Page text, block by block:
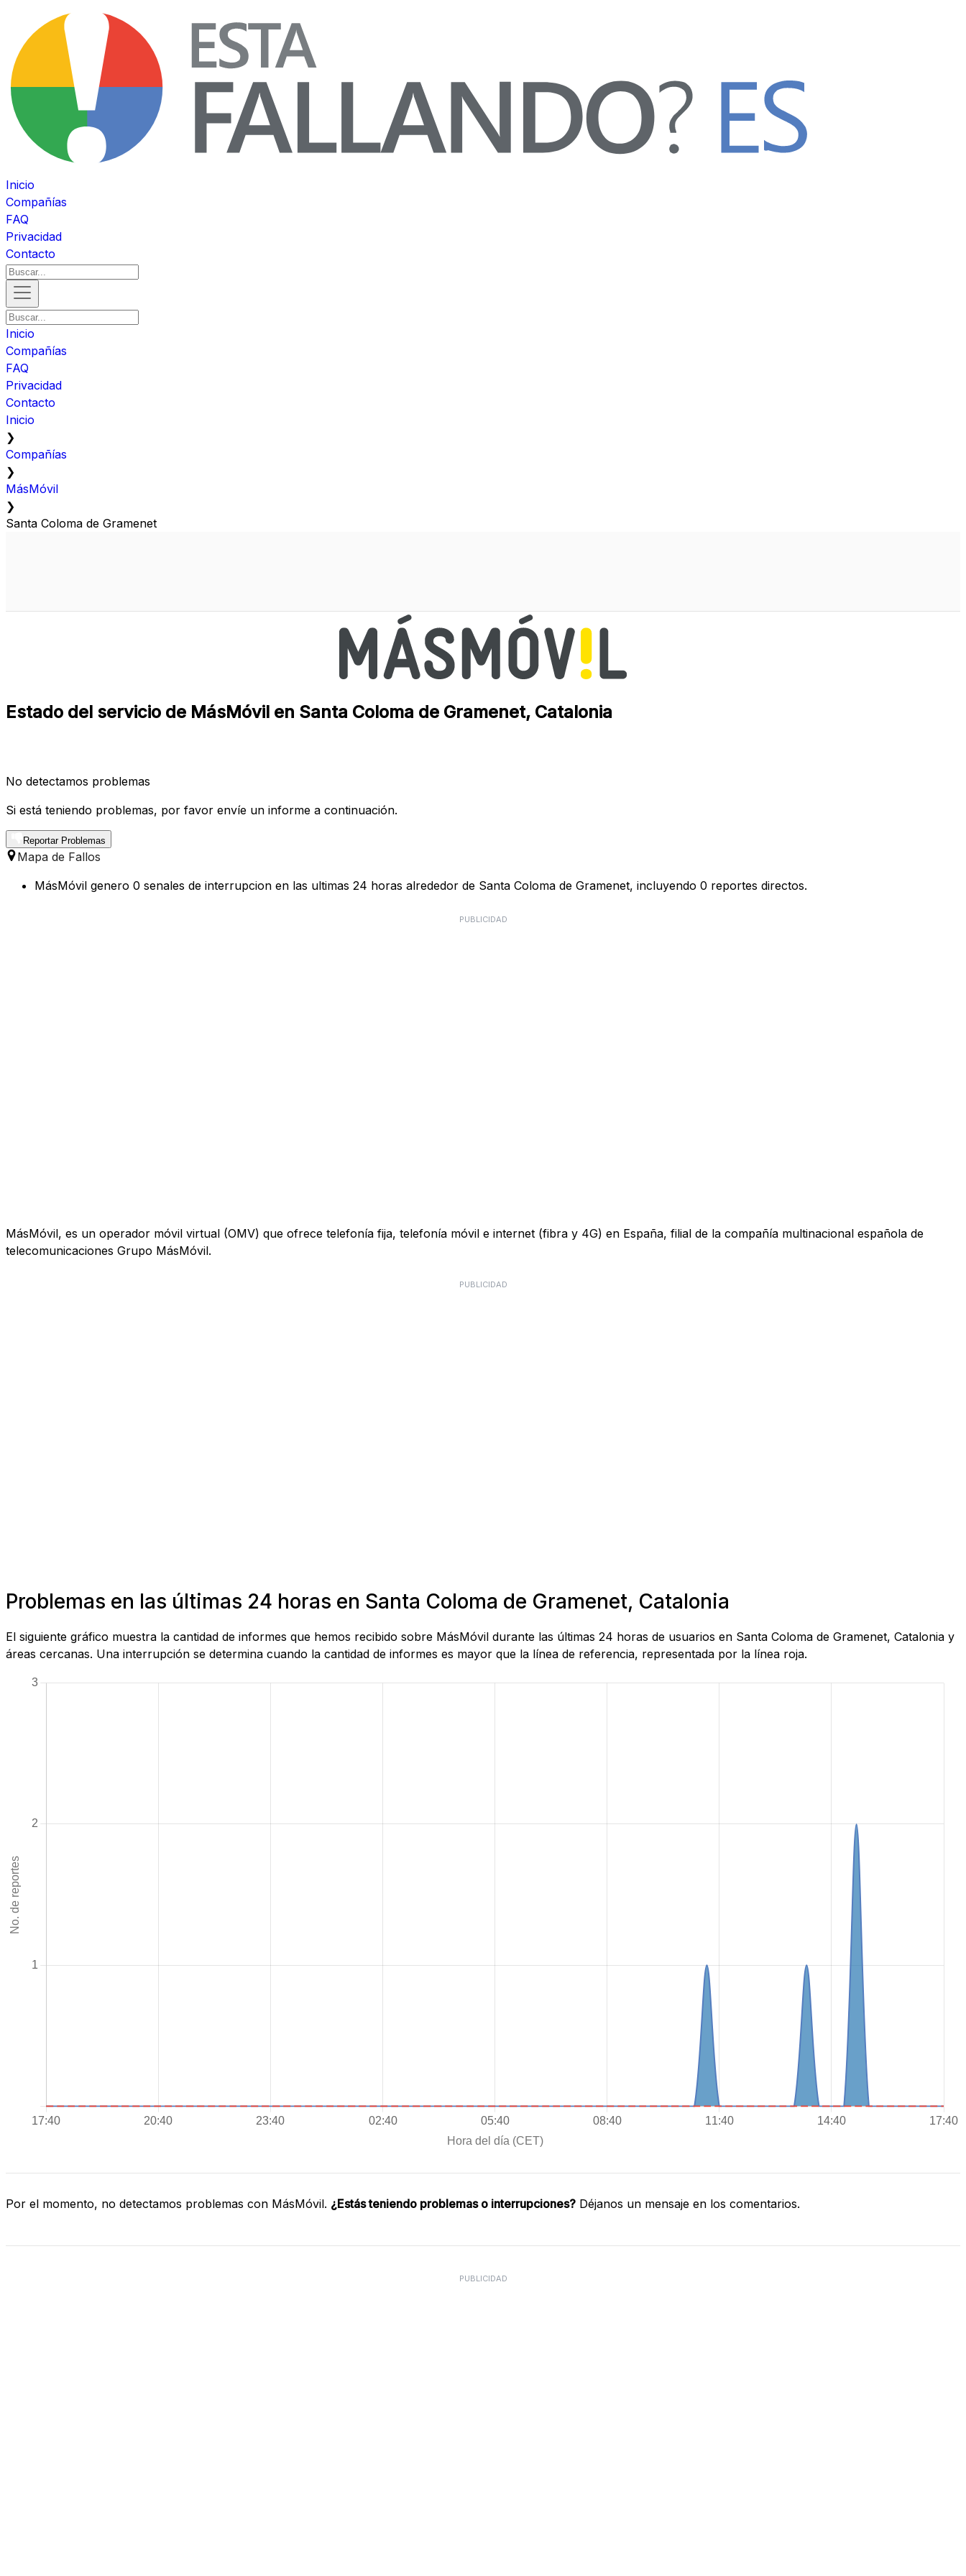
Inicio
Compañías
FAQ
Privacidad
Contacto
Inicio
Compañías
FAQ
Privacidad
Contacto
Inicio
❯
Compañías
❯
MásMóvil
❯
Santa Coloma de Gramenet
Estado del servicio de MásMóvil en Santa Coloma de Gramenet, Catalonia
No detectamos problemas
Si está teniendo problemas, por favor envíe un informe a continuación.
Reportar Problemas
Mapa de Fallos
MásMóvil genero 0 senales de interrupcion en las ultimas 24 horas alrededor de Santa Coloma de Gramenet, incluyendo 0 reportes directos.
PUBLICIDAD
MásMóvil, es un operador móvil virtual (OMV) que ofrece telefonía fija, telefonía móvil e internet (fibra y 4G) en España, filial de la compañía multinacional española de
telecomunicaciones Grupo MásMóvil.
PUBLICIDAD
Problemas en las últimas 24 horas en Santa Coloma de Gramenet, Catalonia
El siguiente gráfico muestra la cantidad de informes que hemos recibido sobre MásMóvil durante las últimas 24 horas de usuarios en Santa Coloma de Gramenet, Catalonia y
áreas cercanas. Una interrupción se determina cuando la cantidad de informes es mayor que la línea de referencia, representada por la línea roja.
Por el momento, no detectamos problemas con MásMóvil. ¿Estás teniendo problemas o interrupciones? Déjanos un mensaje en los comentarios.
PUBLICIDAD